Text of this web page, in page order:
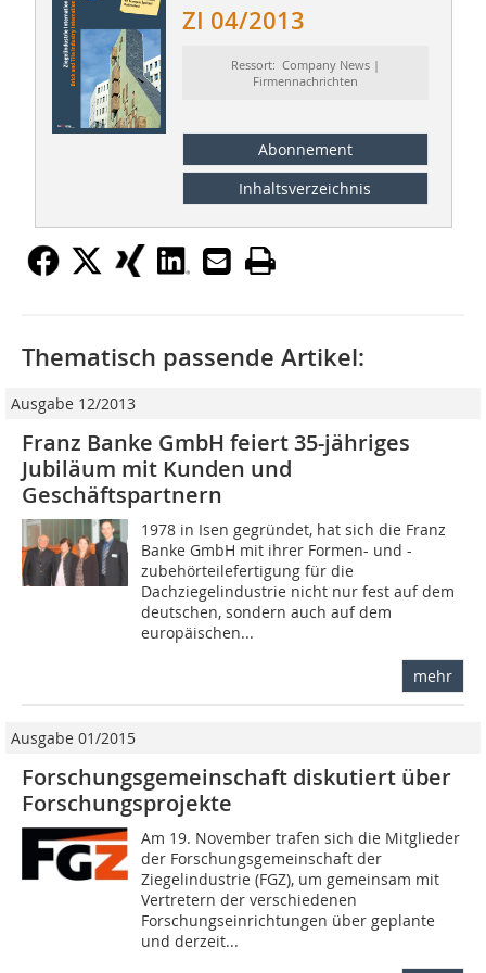
ZI 04/2013
Ressort: Company News |
Firmennachrichten
Abonnement
Inhaltsverzeichnis
Thematisch passende Artikel:
Ausgabe 12/2013
Franz Banke GmbH feiert 35-jähriges
Jubiläum mit Kunden und
Geschäftspartnern
1978 in Isen gegründet, hat sich die Franz
Banke GmbH mit ihrer Formen- und -
zubehörteilefertigung für die
Dachziegelindustrie nicht nur fest auf dem
deutschen, sondern auch auf dem
europäischen...
mehr
Ausgabe 01/2015
Forschungsgemeinschaft diskutiert über
Forschungsprojekte
Am 19. November trafen sich die Mitglieder
der Forschungsgemeinschaft der
Ziegelindustrie (FGZ), um gemeinsam mit
Vertretern der verschiedenen
Forschungseinrichtungen über geplante
und derzeit...